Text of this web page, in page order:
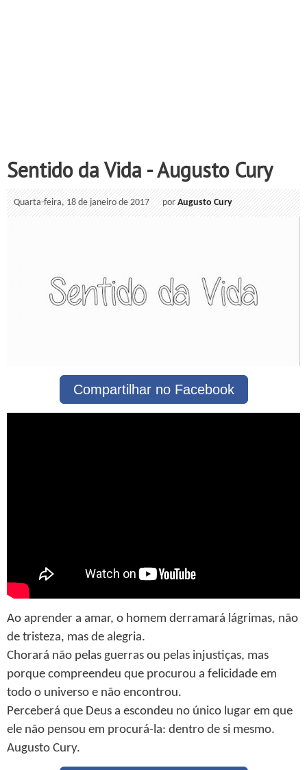
Sentido da Vida - Augusto Cury
Quarta-feira, 18 de janeiro de 2017 porAugusto Cury
Compartilhar no Facebook
Ao aprender a amar, o homem derramará lágrimas, não
de tristeza, mas de alegria.
Chorará não pelas guerras ou pelas injustiças, mas
porque compreendeu que procurou a felicidade em
todo o universo e não encontrou.
Perceberá que Deus a escondeu no único lugar em que
ele não pensou em procurá-la: dentro de si mesmo.
Augusto Cury.